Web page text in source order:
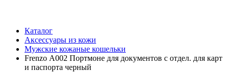
Каталог
Аксессуары из кожи
Мужские кожаные кошельки
Frenzo А002 Портмоне для документов с отдел. для карт
и паспорта черный